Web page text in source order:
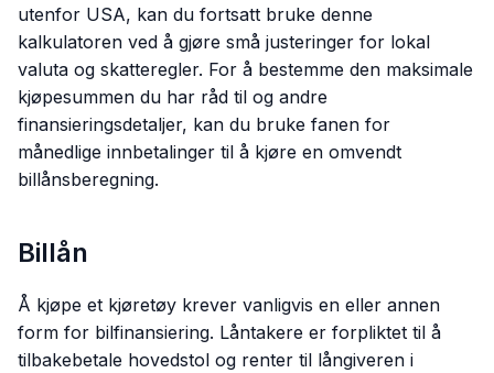
utenfor USA, kan du fortsatt bruke denne
kalkulatoren ved å gjøre små justeringer for lokal
valuta og skatteregler. For å bestemme den maksimale
kjøpesummen du har råd til og andre
finansieringsdetaljer, kan du bruke fanen for
månedlige innbetalinger til å kjøre en omvendt
billånsberegning.
Billån
Å kjøpe et kjøretøy krever vanligvis en eller annen
form for bilfinansiering. Låntakere er forpliktet til å
tilbakebetale hovedstol og renter til långiveren i